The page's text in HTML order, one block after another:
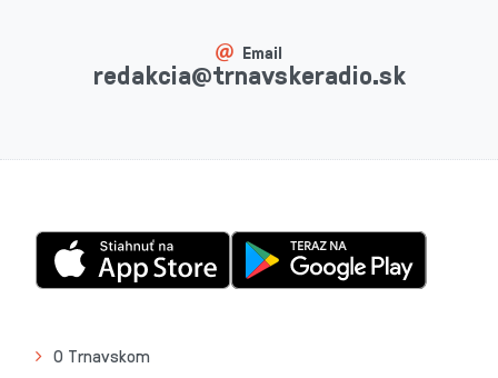
Email
redakcia@trnavskeradio.sk
O Trnavskom